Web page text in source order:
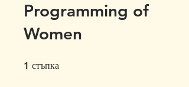
Programming of
Women
1 стъпка